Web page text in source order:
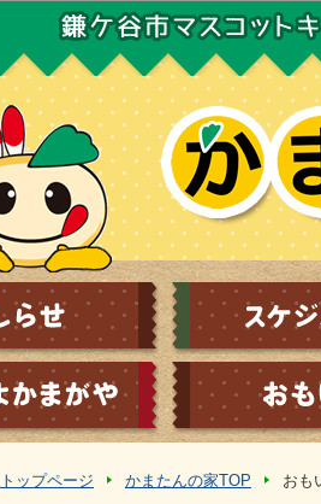
トップページ かまたんの家TOP おも